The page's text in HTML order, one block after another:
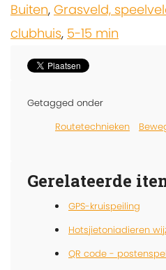
Buiten, Grasveld,
clubhuis, 5-15 min
Getagged onder
Routetechnieken
Gerelateerde
GPS-kruispeiling
Hotsjietoniadieren
QR code - postenspel